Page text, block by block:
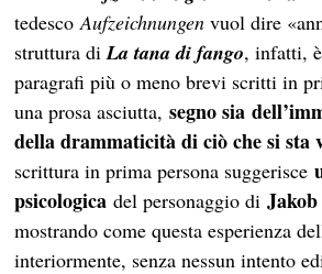
tedescoAufzeichnungen vuol dire
struttura diLa tana di fango, infatti,
paragrafi più o meno brevi scritti in
una prosa asciutta,segno sia
della drammaticità di ciò che si sta
scrittura in prima persona suggerisce
psicologica del personaggio di
mostrando come questa esperienza
interiormente, senza nessun intento